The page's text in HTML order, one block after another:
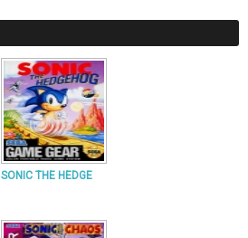
SONIC THE HEDGE